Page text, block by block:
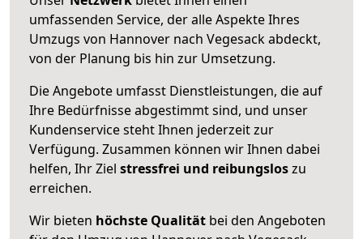
umfassenden Service, der alle Aspekte Ihres
Umzugs von Hannover nach Vegesack abdeckt,
von der Planung bis hin zur Umsetzung.
Die Angebote umfasst Dienstleistungen, die auf
Ihre Bedürfnisse abgestimmt sind, und unser
Kundenservice steht Ihnen jederzeit zur
Verfügung. Zusammen können wir Ihnen dabei
helfen, Ihr Ziel stressfrei und reibungsloszu
erreichen.
Wir bieten höchste Qualität bei den Angeboten